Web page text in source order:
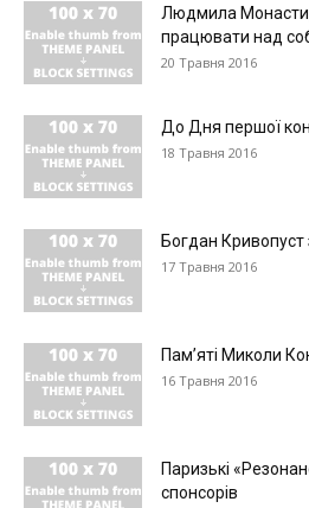
Людмила
працювати над
20 Травня 2016
До Дня першої
18 Травня 2016
Богдан Кривопуст
17 Травня 2016
Пам’яті Миколи
16 Травня 2016
Паризькі
спонсорів